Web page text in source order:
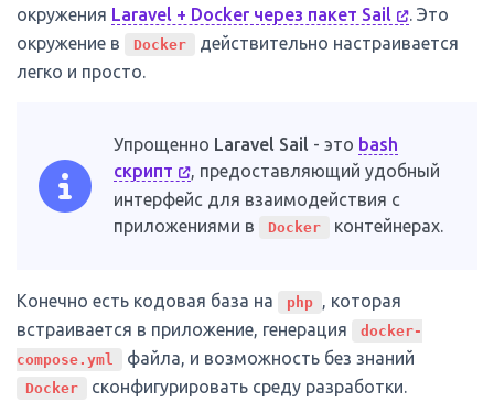
окружения Laravel + Docker через пакет Sail
. Это
окружение в
Docker
действительно настраивается
легко и просто.
Упрощенно Laravel Sail - это bash
скрипт
, предоставляющий удобный
интерфейс для взаимодействия с
приложениями в
Docker контейнерах.
Конечно есть кодовая база на php , которая
встраивается в приложение, генерация
docker-
compose.yml
файла, и возможность без знаний
Docker
сконфигурировать среду разработки.